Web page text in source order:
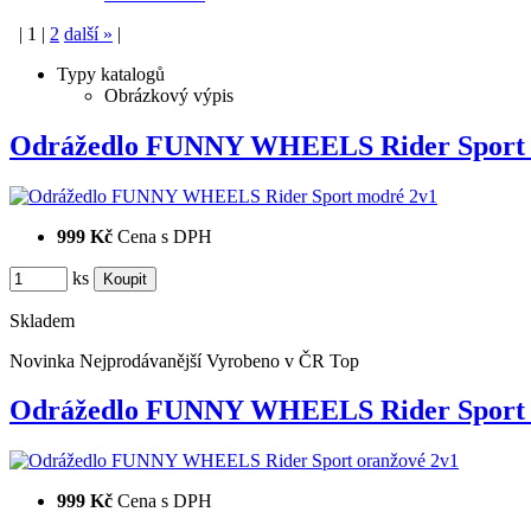
| 1 | 2 další» |
Typy katalogů
Obrázkový výpis
Odrážedlo FUNNY WHEELS Rider
999 Kč Cena s DPH
ks
Skladem
Novinka Nejprodávanější Vyrobeno v ČR Top
Odrážedlo FUNNY WHEELS Rider
999 Kč Cena s DPH